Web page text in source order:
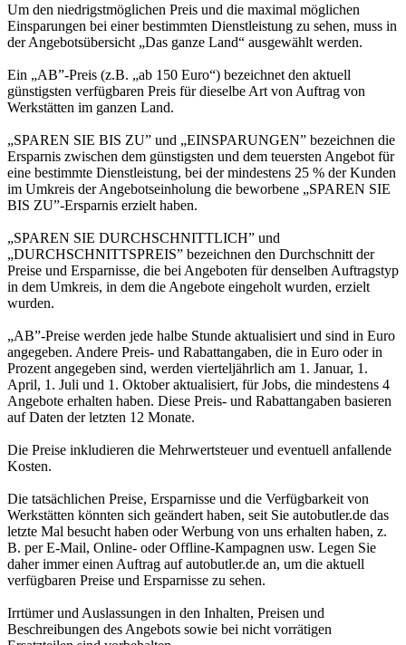
Um den niedrigstmöglichen Preis und die maximal möglichen
Einsparungen bei einer bestimmten Dienstleistung zu sehen, muss in
der Angebotsübersicht „Das ganze Land“ ausgewählt werden.
Ein „AB”-Preis (z.B. „ab 150 Euro“) bezeichnet den aktuell
günstigsten verfügbaren Preis für dieselbe Art von Auftrag von
Werkstätten im ganzen Land.
„SPAREN SIE BIS ZU” und „EINSPARUNGEN” bezeichnen die
Ersparnis zwischen dem günstigsten und dem teuersten Angebot für
eine bestimmte Dienstleistung, bei der mindestens 25 % der Kunden
im Umkreis der Angebotseinholung die beworbene „SPAREN SIE
BIS ZU”-Ersparnis erzielt haben.
„SPAREN SIE DURCHSCHNITTLICH” und
„DURCHSCHNITTSPREIS” bezeichnen den Durchschnitt der
Preise und Ersparnisse, die bei Angeboten für denselben Auftragstyp
in dem Umkreis, in dem die Angebote eingeholt wurden, erzielt
wurden.
„AB”-Preise werden jede halbe Stunde aktualisiert und sind in Euro
angegeben. Andere Preis- und Rabattangaben, die in Euro oder in
Prozent angegeben sind, werden vierteljährlich am 1. Januar, 1.
April, 1. Juli und 1. Oktober aktualisiert, für Jobs, die mindestens 4
Angebote erhalten haben. Diese Preis- und Rabattangaben basieren
auf Daten der letzten 12 Monate.
Die Preise inkludieren die Mehrwertsteuer und eventuell anfallende
Kosten.
Die tatsächlichen Preise, Ersparnisse und die Verfügbarkeit von
Werkstätten könnten sich geändert haben, seit Sie autobutler.de das
letzte Mal besucht haben oder Werbung von uns erhalten haben, z.
B. per E-Mail, Online- oder Offline-Kampagnen usw. Legen Sie
daher immer einen Auftrag auf autobutler.de an, um die aktuell
verfügbaren Preise und Ersparnisse zu sehen.
Irrtümer und Auslassungen in den Inhalten, Preisen und
Beschreibungen des Angebots sowie bei nicht vorrätigen